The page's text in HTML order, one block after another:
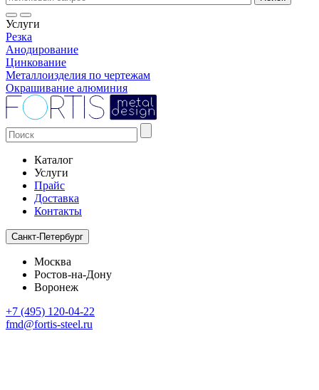
Услуги
Резка
Анодирование
Цинкование
Металлоизделия по чертежам
Окрашивание алюминия
Каталог
Услуги
Прайс
Доставка
Контакты
Санкт-Петербург
Москва
Ростов-на-Дону
Воронеж
+7 (495) 120-04-22
fmd@fortis-steel.ru